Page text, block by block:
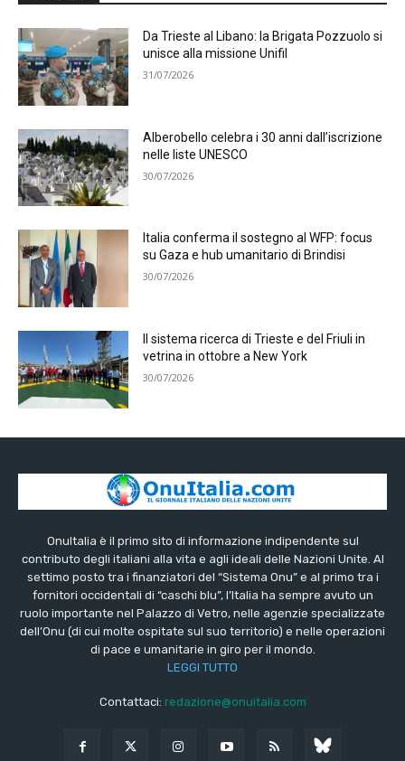
Da Trieste al Libano: la Brigata Pozzuolo si
unisce alla missione Unifil
31/07/2026
Alberobello celebra i 30 anni dall’iscrizione
nelle liste UNESCO
30/07/2026
Italia conferma il sostegno al WFP: focus
su Gaza e hub umanitario di Brindisi
30/07/2026
Il sistema ricerca di Trieste e del Friuli in
vetrina in ottobre a New York
30/07/2026
OnuItalia è il primo sito di informazione indipendente sul
contributo degli italiani alla vita e agli ideali delle Nazioni Unite. Al
settimo posto tra i finanziatori del “Sistema Onu” e al primo tra i
fornitori occidentali di “caschi blu”, l’Italia ha sempre avuto un
ruolo importante nel Palazzo di Vetro, nelle agenzie specializzate
dell’Onu (di cui molte ospitate sul suo territorio) e nelle operazioni
di pace e umanitarie in giro per il mondo.
LEGGI TUTTO
Contattaci: redazione@onuitalia.com